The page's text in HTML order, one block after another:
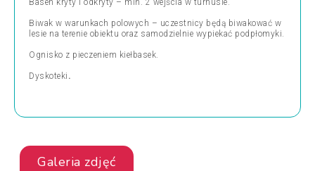
Basen kryty i odkryty – min. 2 wejścia w turnusie.
Biwak w warunkach polowych – uczestnicy będą biwakować w
lesie na terenie obiektu oraz samodzielnie wypiekać podpłomyki.
Ognisko z pieczeniem kiełbasek.
Dyskoteki .
Galeria zdjęć